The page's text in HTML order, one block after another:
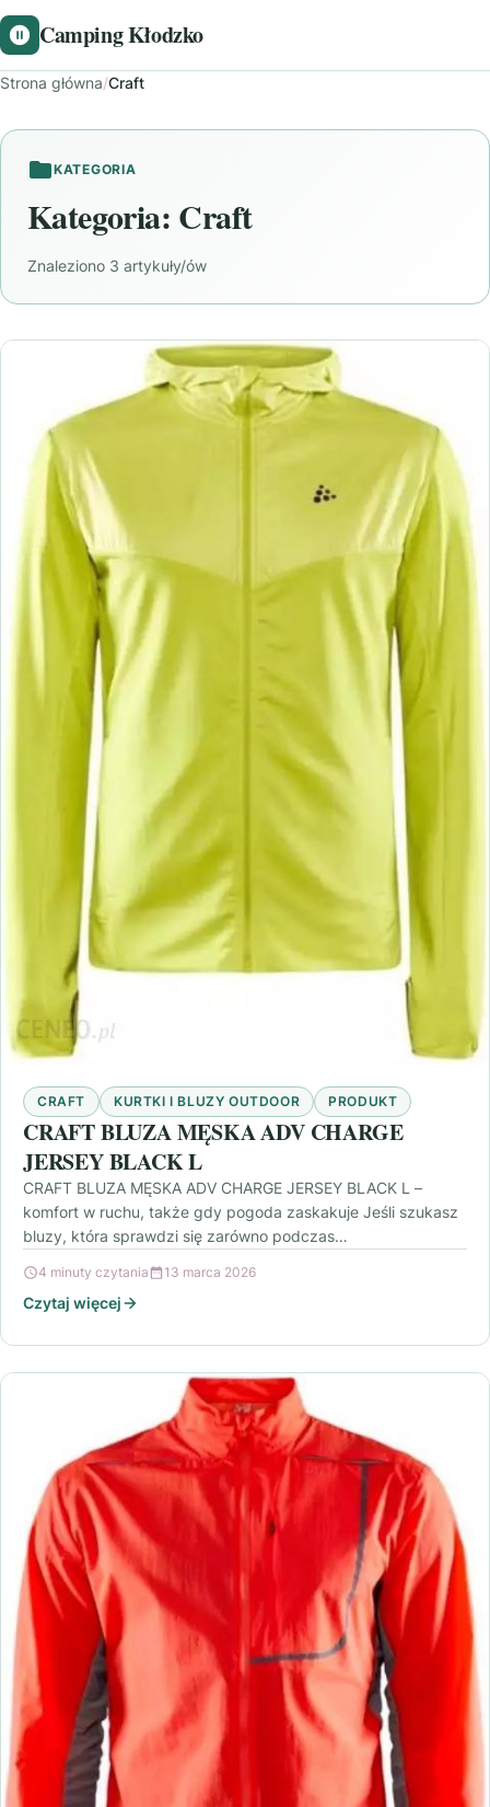
Camping Kłodzko
Strona główna/Craft
KATEGORIA
Kategoria: Craft
Znaleziono 3 artykuły/ów
CRAFT KURTKI I BLUZY OUTDOOR PRODUKT
CRAFT BLUZA MĘSKA ADV CHARGE
JERSEY BLACK L
CRAFT BLUZA MĘSKA ADV CHARGE JERSEY BLACK L –
komfort w ruchu, także gdy pogoda zaskakuje Jeśli szukasz
bluzy, która sprawdzi się zarówno podczas…
4 minuty czytania 13 marca 2026
Czytaj więcej